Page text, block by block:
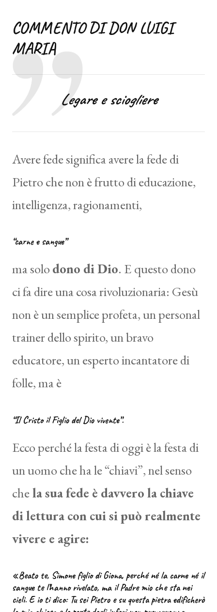
COMMENTO DI DON LUIGI
MARIA
Legare e sciogliere
Avere fede significa avere la fede di
Pietro che non è frutto di educazione,
intelligenza, ragionamenti,
“carne e sangue”
ma solodono di Dio. E questo dono
ci fa dire una cosa rivoluzionaria: Gesù
non è un semplice profeta, un personal
trainer dello spirito, un bravo
educatore, un esperto incantatore di
folle, ma è
“Il Cristo il Figlio del Dio vivente”.
Ecco perché la festa di oggi è la festa di
un uomo che ha le “chiavi”, nel senso
chela sua fede è davvero la chiave
di lettura con cui si può realmente
vivere e agire:
«Beato te, Simone figlio di Giona, perché né la carne né il
sangue te l’hanno rivelato, ma il Padre mio che sta nei
cieli. E io ti dico: Tu sei Pietro e su questa pietra edificherò